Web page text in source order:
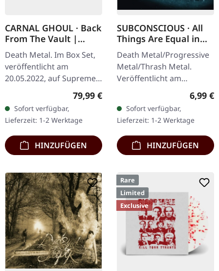
CARNAL GHOUL · Back
From The Vault |
WOODEN BOX SET
Death Metal. Im Box Set,
veröffentlicht am
20.05.2022, auf Supreme
Chaos Records. Extrem
Holzbox mit Logo und
Nummerierung,…
Regulärer Preis:
79,99 €
Sofort verfügbar,
Lieferzeit: 1-2 Werktage
HINZUFÜGEN
SUBCONSCIOUS · All
Things Are Equal in
Death | CD
Death Metal/Progressive
Metal/Thrash Metal.
Veröffentlicht am
08.08.2008, auf Supreme
Chaos Records. CD im
Jewelcase mit 8-seitigem
Booklet.…
6,99 €
Sofort verfügbar,
Lieferzeit: 1-2 Werktage
HINZUFÜGEN
Rare
Limited
Exclusive